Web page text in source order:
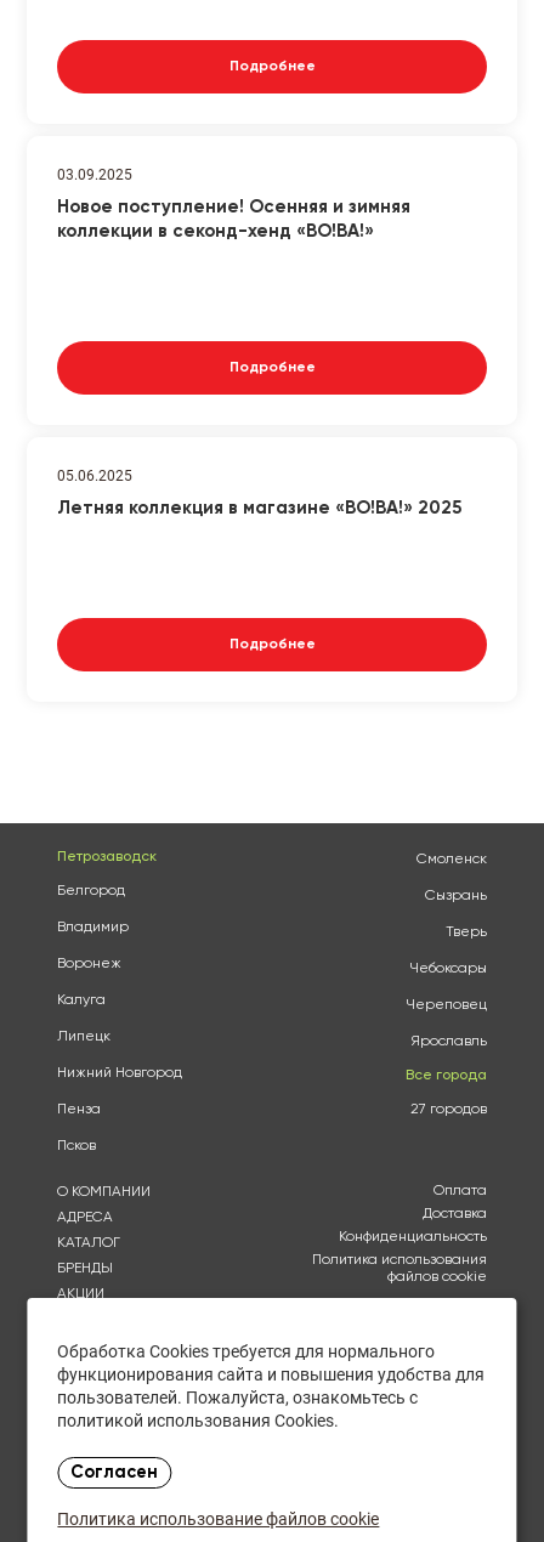
Подробнее
03.09.2025
Новое поступление! Осенняя и зимняя
коллекции в секонд-хенд «ВО!ВА!»
Подробнее
05.06.2025
Летняя коллекция в магазине «ВО!ВА!» 2025
Подробнее
Петрозаводск
Белгород
Владимир
Воронеж
Калуга
Липецк
Нижний Новгород
Пенза
Псков
Смоленск
Сызрань
Тверь
Чебоксары
Череповец
Ярославль
Все города
27 городов
О КОМПАНИИ
АДРЕСА
КАТАЛОГ
БРЕНДЫ
АКЦИИ
ОТЗЫВЫ
КОНТАКТЫ
Оплата
Доставка
Конфиденциальность
Политика использования
файлов cookie
Политика в отношении
обработки персональных
данных
Обработка Cookies требуется для нормального
функционирования сайта и повышения удобства для
пользователей. Пожалуйста, ознакомьтесь с
политикой использования Cookies.
Согласен
Политика использование файлов cookie